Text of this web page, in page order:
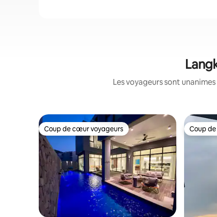
Les voyageurs sont
Coup de cœur voyageurs
Coup de cœur voyageurs Coup
Coup